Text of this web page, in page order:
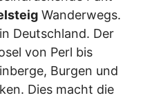
Wanderwegs.
Deutschland. Der
von Perl bis
Burgen und
Dies macht die